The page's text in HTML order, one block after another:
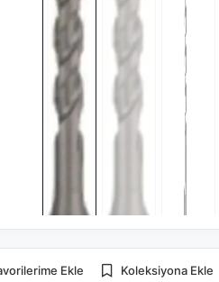
Ekle Koleksiyona Ekle